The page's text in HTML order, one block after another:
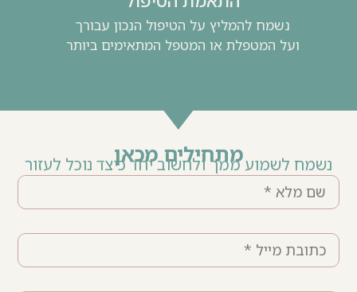
נשמח להמליץ על הטיפול הנכון עבורך
ועל המטפלת או המטפל המתאימים ביותר
מתחילים מכאן
נשמח לשמוע ממך ולחשוב יחד כיצד נוכל לעזור